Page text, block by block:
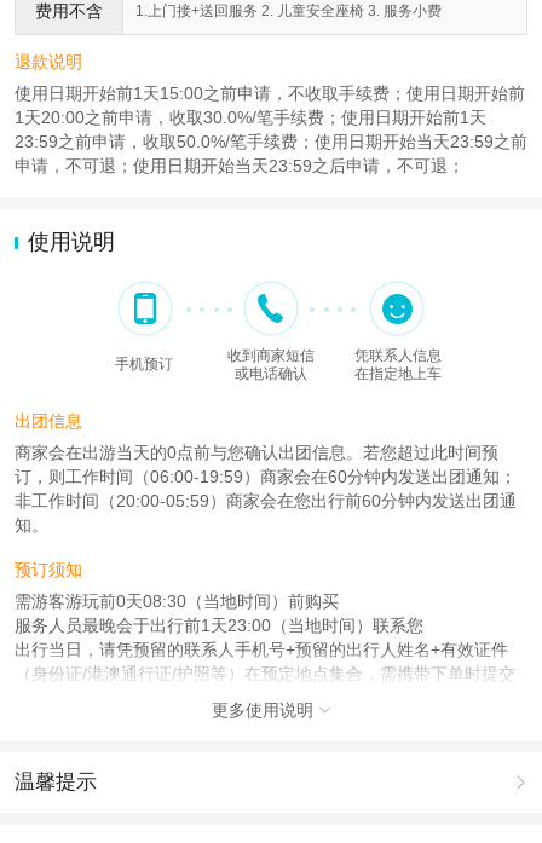
费用不含 1.上门接+送回服务 2. 儿童安全座椅 3. 服务小费
退款说明
使用日期开始前1天15:00之前申请，不收取手续费；使用日期开始前
1天20:00之前申请，收取30.0%/笔手续费；使用日期开始前1天
23:59之前申请，收取50.0%/笔手续费；使用日期开始当天23:59之前
申请，不可退；使用日期开始当天23:59之后申请，不可退；
使用说明
手机预订
收到商家短信
或电话确认
凭联系人信息
在指定地上车
出团信息
商家会在出游当天的0点前与您确认出团信息。若您超过此时间预
订，则工作时间（06:00-19:59）商家会在60分钟内发送出团通知；
非工作时间（20:00-05:59）商家会在您出行前60分钟内发送出团通
知。
预订须知
需游客游玩前0天08:30（当地时间）前购买
服务人员最晚会于出行前1天23:00（当地时间）联系您
出行当日，请凭预留的联系人手机号+预留的出行人姓名+有效证件
（身份证/港澳通行证/护照等）在预定地点集合，需携带下单时提交
成人：18周岁 – 59周岁；
儿童：3周岁 – 17周岁；
更多使用说明 
温馨提示 